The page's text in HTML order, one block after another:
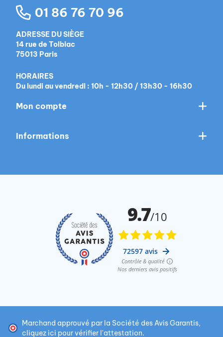
01 86 76 70 96
ADRESSE DU SIÈGE
14 rue de Tolbiac
75013 Paris
HORAIRES
Du lundi au vendredi : 10h - 12h30 / 13h30 - 16h30
Mon compte
Informations
Marchand approuvé par la Société des Avis Garantis,
cliquez ici pour vérifier l'attestation.